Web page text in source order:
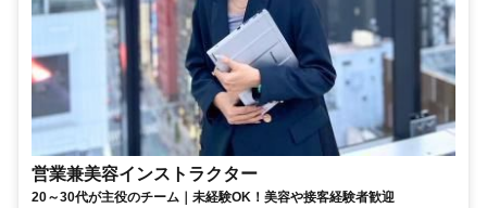
営業兼美容インストラクター
20～30代が主役のチーム｜未経験OK！美容や接客経験者歓迎